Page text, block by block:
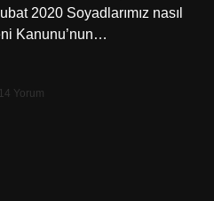
2020 Soyadlarımız nasıl
Kanunu’nun…
14 Yorum